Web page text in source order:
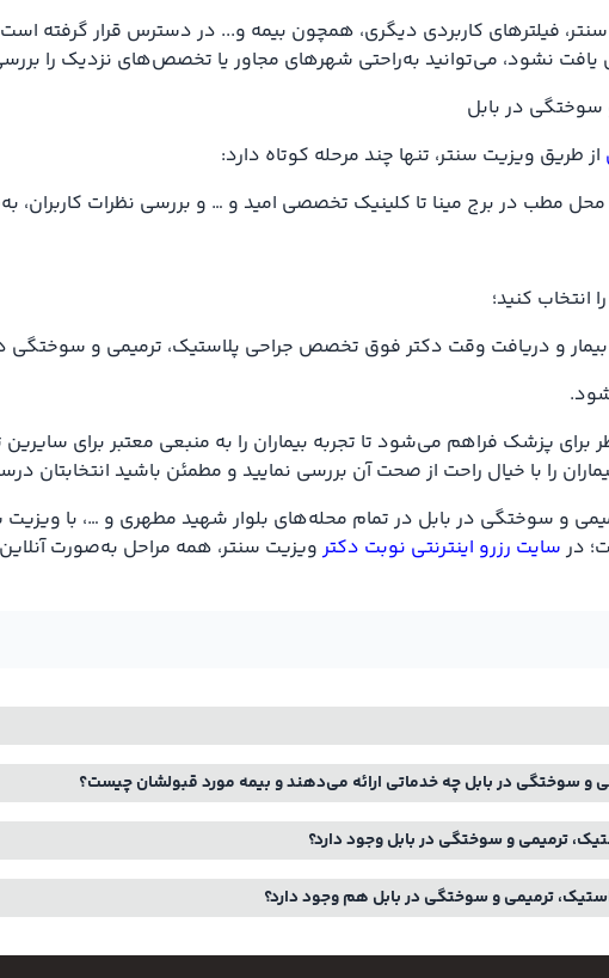
فیلترهای کاربردی دیگری، همچون بیمه و... در دسترس قرار گرفته
یافت نشود، می‌توانید به‌راحتی شهرهای مجاور یا تخصص‌های نزدیک را
در بابل
از طریق ویزیت سنتر، تنها چند مرحله کوتاه دارد:
مطب در برج مینا تا کلینیک تخصصی امید و … و بررسی نظرات کاربران،
انتخاب کنید؛
بیمار و دریافت وقت دکتر فوق تخصص جراحی پلاستیک، ترمیمی و سوختگی
پزشک فراهم می‌شود تا تجربه بیماران را به منبعی معتبر برای
را با خیال راحت از صحت آن بررسی نمایید و مطمئن باشید انتخابتان
و سوختگی در بابل در تمام محله‌های بلوار شهید مطهری و …، با
در سایت رزرو اینترنتی نوبت دکترویزیت سنتر، همه مراحل به‌صورت
سوختگی در بابل چه خدماتی ارائه می‌دهند و بیمه مورد قبولشان چیست؟
ترمیمی و سوختگی در بابل وجود دارد؟
ترمیمی و سوختگی در بابل هم وجود دارد؟